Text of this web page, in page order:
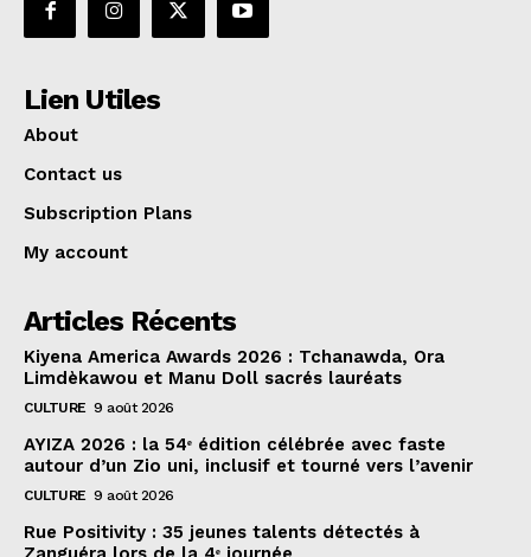
Lien Utiles
About
Contact us
Subscription Plans
My account
Articles Récents
Kiyena America Awards 2026 : Tchanawda, Ora
Limdèkawou et Manu Doll sacrés lauréats
CULTURE 9 août 2026
AYIZA 2026 : la 54ᵉ édition célébrée avec faste
autour d’un Zio uni, inclusif et tourné vers l’avenir
CULTURE 9 août 2026
Rue Positivity : 35 jeunes talents détectés à